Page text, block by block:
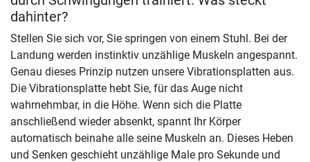
dahinter?
Stellen Sie sich vor, Sie springen von einem Stuhl. Bei der
Landung werden instinktiv unzählige Muskeln angespannt.
Genau dieses Prinzip nutzen unsere Vibrationsplatten aus.
Die Vibrationsplatte hebt Sie, für das Auge nicht
wahrnehmbar, in die Höhe. Wenn sich die Platte
anschließend wieder absenkt, spannt Ihr Körper
automatisch beinahe alle seine Muskeln an. Dieses Heben
und Senken geschieht unzählige Male pro Sekunde und